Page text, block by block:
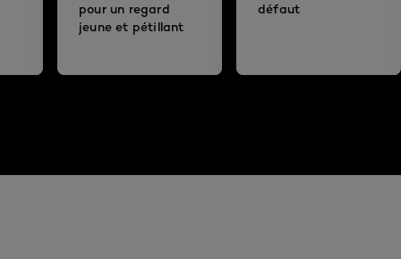
pour un regard
jeune et pétillant
défaut